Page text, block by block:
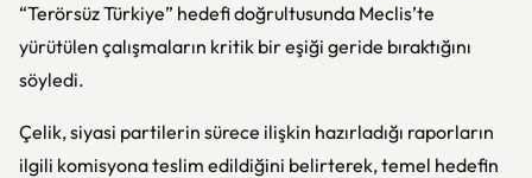
“Terörsüz Türkiye” hedefi doğrultusunda Meclis’te
yürütülen çalışmaların kritik bir eşiği geride bıraktığını
söyledi.
Çelik, siyasi partilerin sürece ilişkin hazırladığı raporların
ilgili komisyona teslim edildiğini belirterek, temel hedefin